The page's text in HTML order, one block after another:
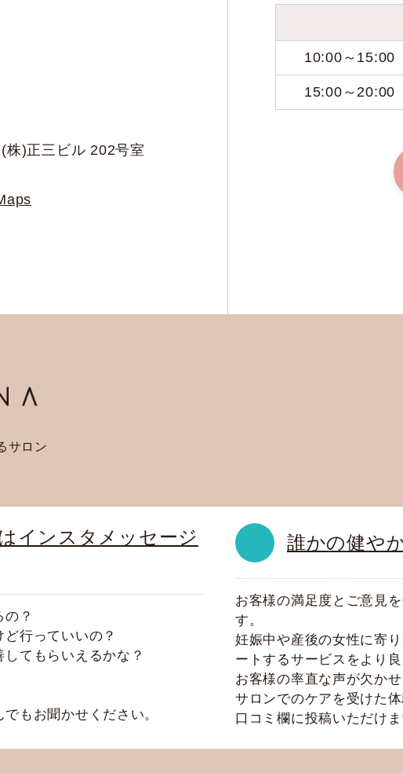
株)正三ビル 202号室
10:00～15:00
15:00～20:00
サロン
インスタメッセージ
？
行っていいの？
てもらいえるかな？
もお聞かせください。
誰かの健や
お客様の満足度とご意見
す。
妊娠中や産後の女性に寄
ートするサービスをより
お客様の率直な声が欠かせ
サロンでのケアを受けた
口コミ欄に投稿いただけま